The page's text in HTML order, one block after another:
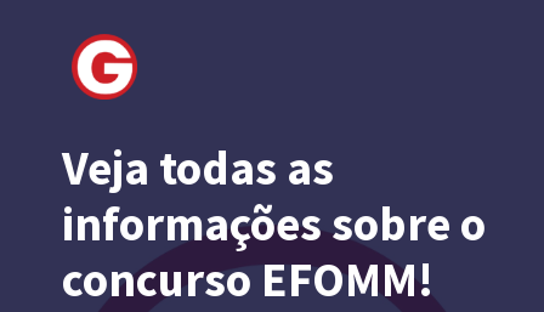
Veja todas as
informações sobre o
concurso EFOMM!